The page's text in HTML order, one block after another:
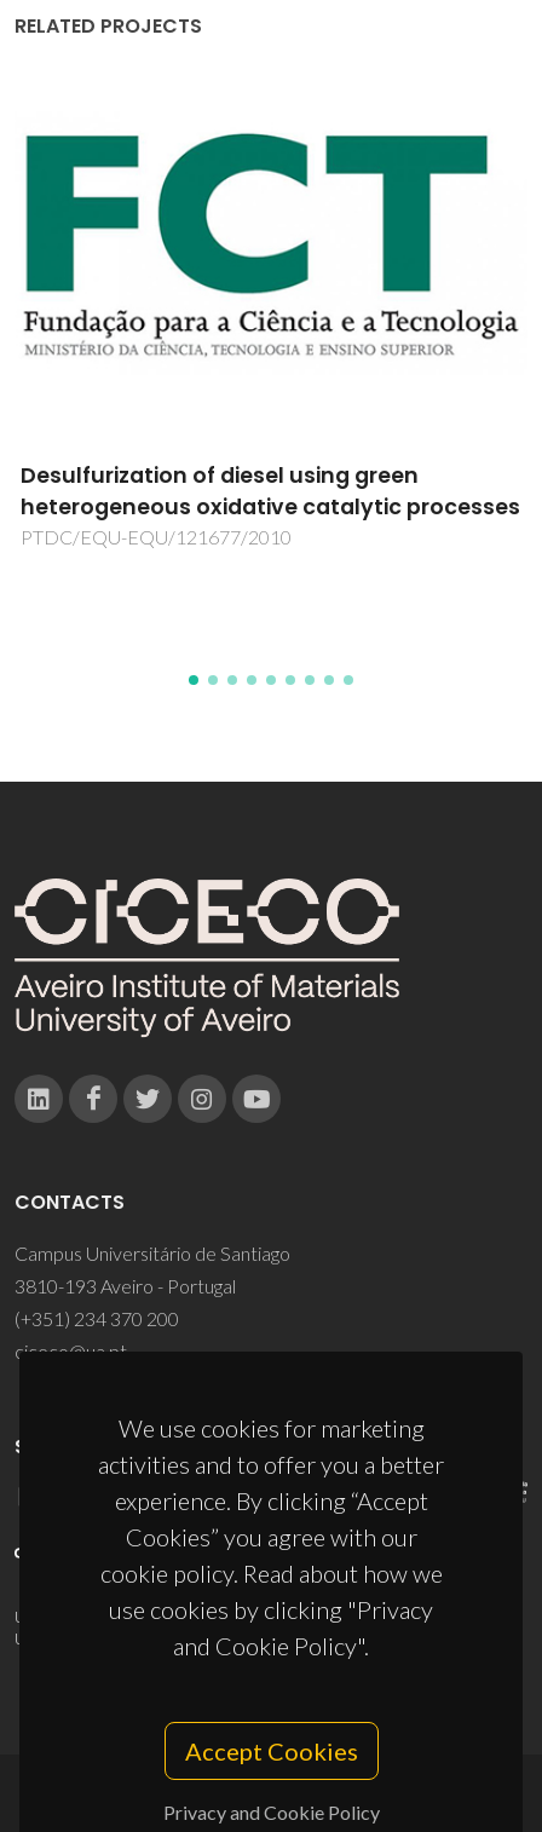
RELATED PROJECTS
Development of new polyesters derived from
2,5-furandicarboxylic acid
PTDC/QUI-QUI/101058/2008
We use cookies for marketing
activities and to offer you a better
experience. By clicking “Accept
Cookies” you agree with our
cookie policy. Read about how we
use cookies by clicking "Privacy
and Cookie Policy".
Accept Cookies
Privacy and Cookie Policy
CONTACTS
Campus Universitário de Santiago
3810-193 Aveiro - Portugal
(+351) 234 370 200
ciceco@ua.pt
SPONSORS
UID/PRR/50011/2025(DOI:10.54499/UID/PRR/50011/2025) &
UID/PRR2/50011/2025
(DOI:10.54499/UID/PRR2/50011/2025
© 2026, CICECO